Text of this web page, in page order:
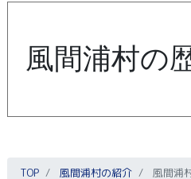
風間浦村の
TOP 風間浦村の紹介 風間浦